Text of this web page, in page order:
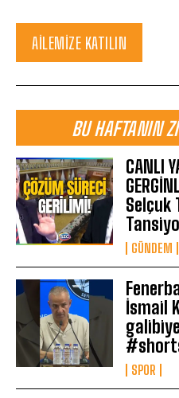
AILEMIZE KATILIN
BU HAFTANIN
CANLI
Selçuk
GÜNDEM
İsmail
SPOR